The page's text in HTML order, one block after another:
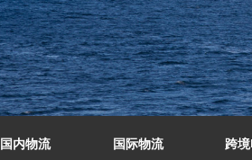
国内物流
国际物流
跨